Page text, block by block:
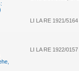
LI LA RE 1921/5164
LI LA RE 1922/0157